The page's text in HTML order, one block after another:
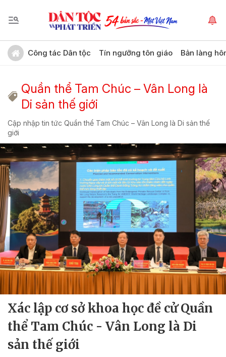
Công tác Dân tộc Tín ngưỡng tôn giáo Bản làng
Quần thể Tam Chúc – Vân Long là
Di sản thế giới
Cập nhập tin tức Quần thể Tam Chúc – Vân Long là Di sản thế
giới
Xác lập cơ sở khoa học đề cử Quần
thể Tam Chúc - Vân Long là Di
sản thế giới